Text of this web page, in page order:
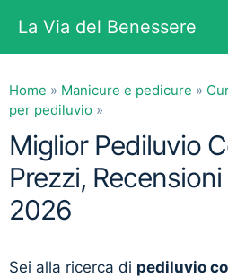
contenuto
La Via del Benessere
Home » Manicure e pedicure »
per pediluvio »
Miglior Pediluvio
Prezzi,
2026
Sei alla ricerca di pediluvio